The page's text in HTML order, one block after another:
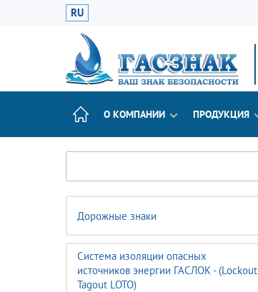
RU
О КОМПАНИИ ПРОДУКЦИЯ
Дорожные знаки
Система изоляции опасных
источников энергии ГАСЛОК - (Lockout
Tagout LOTO)